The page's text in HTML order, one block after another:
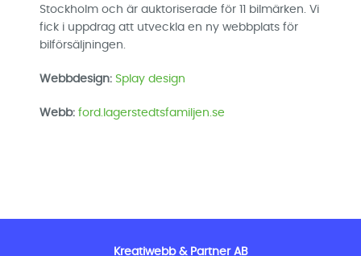
Stockholm och är auktoriserade för 11 bilmärken. Vi
fick i uppdrag att utveckla en ny webbplats för
bilförsäljningen.
Webbdesign: Splay design
Webb: ford.lagerstedtsfamiljen.se
Kreatiwebb & Partner AB